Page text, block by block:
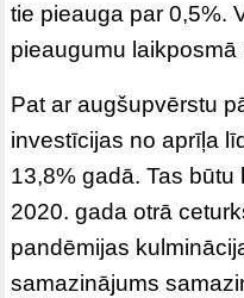
tie pieauga par 0,5%.
pieaugumu
Pat ar augšupvērstu
investīcijas no aprīļa
13,8% gadā. Tas
2020. gada otrā
pandēmijas
samazinājums